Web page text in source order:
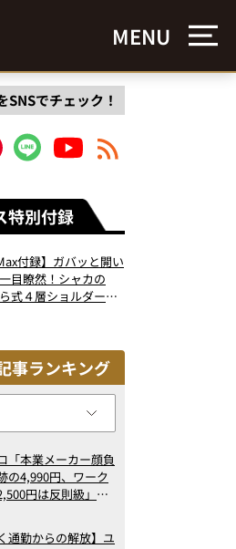
MENU
でチェック！
特別付録
付録】ガバッと開い
目瞭然！シャカの
ら式４層ショルダーバ
事ランキング
「本業メーカー顔負
の4,990円、ワーク
円は反則級」凄
年6月版）
通勤からの解放】ユ